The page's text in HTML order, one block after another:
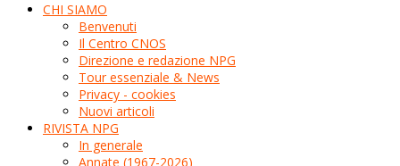
CHI SIAMO
Benvenuti
Il Centro CNOS
Direzione e redazione NPG
Tour essenziale & News
Privacy - cookies
Nuovi articoli
RIVISTA NPG
In generale
Annate (1967-2026)